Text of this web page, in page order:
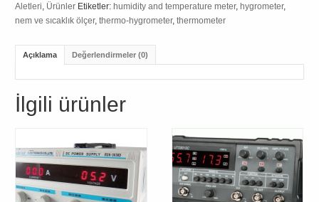
Aletleri Ürünler Etiketler:humidity and temperature meter,hygrometer,
nem ve sıcaklık ölçer,thermo-hygrometer,thermometer
Açıklama Değerlendirmeler (0)
İlgili ürünler